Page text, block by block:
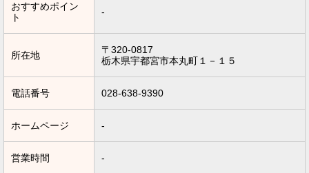
おすすめポイン
ト
-
所在地
〒320-0817
栃木県宇都宮市本丸町１－１５
電話番号 028-638-9390
ホームページ -
営業時間 -